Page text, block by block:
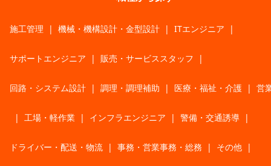
施工管理 | 機械・機構設計・金型設計 | ITエンジニア |
サポートエンジニア | 販売・サービススタッフ |
回路・システム設計 | 調理・調理補助 | 医療・福祉・介護 | 営
| 工場・軽作業 | インフラエンジニア | 警備・交通誘導 |
ドライバー・配送・物流 | 事務・営業事務・総務 | その他 |